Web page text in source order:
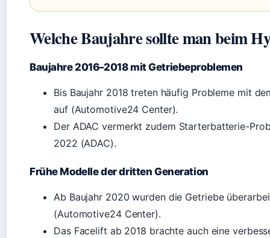
Welche Baujahre sollte man beim
Baujahre 2016–2018 mit Getriebeproblemen
Bis Baujahr 2018 treten häufig Probleme mit
auf (Automotive24 Center).
Der ADAC vermerkt zudem Starterbatterie-
2022 (ADAC).
Frühe Modelle der dritten Generation
Ab Baujahr 2020 wurden die Getriebe
(Automotive24 Center).
Das Facelift ab 2018 brachte auch eine